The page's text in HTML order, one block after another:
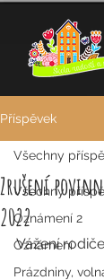
Příspěvek
Všechny
Oznámení 2
Oznámení
Prázdniny,
Všechny
Zrušení
2022
Vážení